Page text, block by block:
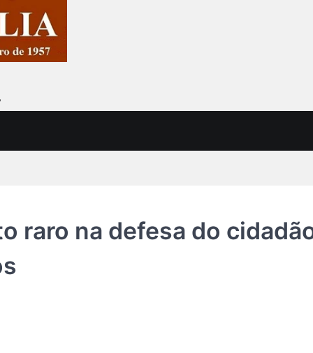
raro na defesa do